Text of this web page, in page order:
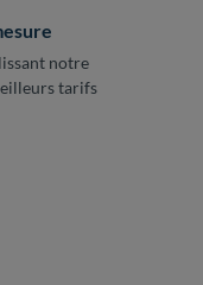
notre
tarifs